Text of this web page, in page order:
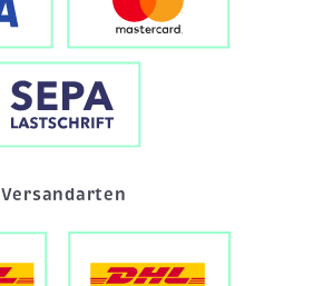
Versandarten